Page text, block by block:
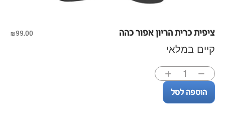
ציפית כרית הריון אפור כהה ₪99.00
קיים במלאי
הוספה לסל